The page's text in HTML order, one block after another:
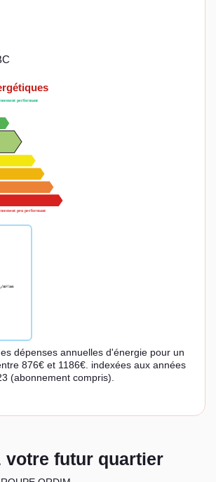
dépenses annuelles d'énergie pour un
876€ et 1186€. indexées aux années
(abonnement compris).
votre futur quartier